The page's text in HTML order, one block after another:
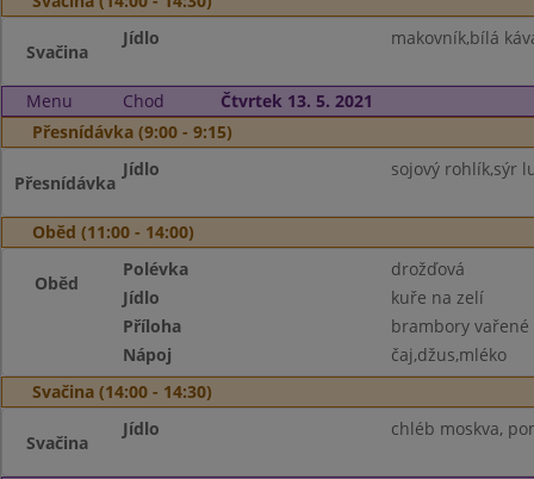
Svačina
Jídlo makovník,bílá
Menu Chod
Čtvrtek 13. 5. 2021
Přesnídávka (9:00 - 9:15)
Přesnídávka
Jídlo sojový rohlík,sýr
Oběd (11:00 - 14:00)
Oběd
Polévka
drožďová
Jídlo
kuře na zelí
Příloha
brambory vařené
Nápoj
čaj,džus,mléko
Svačina (14:00 - 14:30)
Svačina
Jídlo chléb moskva,